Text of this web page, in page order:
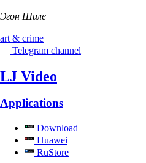
Эгон Шиле
art & crime
Telegram channel
LJ Video
Applications
Download
Huawei
RuStore